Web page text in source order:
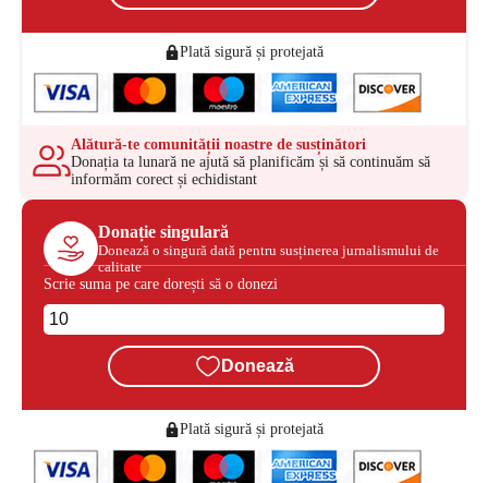
Plată sigură și protejată
Alătură-te comunității noastre de susținători
Donația ta lunară ne ajută să planificăm și să continuăm să
informăm corect și echidistant
Donație singulară
Donează o singură dată pentru susținerea jurnalismului de
calitate
Scrie suma pe care dorești să o donezi
Donează
Plată sigură și protejată